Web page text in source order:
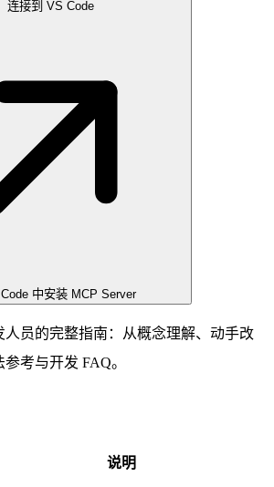
连接到 VS Code
中安装 MCP Server
人员的完整指南：从概念理解、动手改
考与开发 FAQ。
说明